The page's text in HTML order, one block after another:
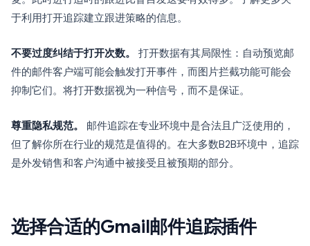
于利用打开追踪建立跟进策略的信息。
不要过度纠结于打开次数。
打开数据有其局限性：自动预览邮
件的邮件客户端可能会触发打开事件，而图片拦截功能可能会
抑制它们。将打开数据视为一种信号，而不是保证。
尊重隐私规范。
邮件追踪在专业环境中是合法且广泛使用的，
但了解你所在行业的规范是值得的。在大多数B2B环境中，追踪
是外发销售和客户沟通中被接受且被预期的部分。
选择合适的Gmail邮件追踪插件